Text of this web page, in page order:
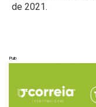
de 2021.
Pub